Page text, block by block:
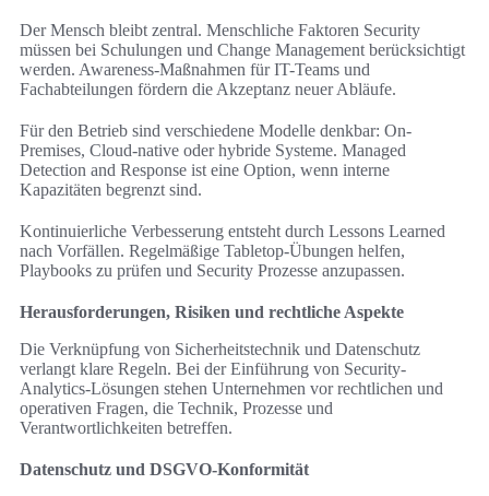
Der Mensch bleibt zentral. Menschliche Faktoren Security
müssen bei Schulungen und Change Management berücksichtigt
werden. Awareness-Maßnahmen für IT-Teams und
Fachabteilungen fördern die Akzeptanz neuer Abläufe.
Für den Betrieb sind verschiedene Modelle denkbar: On-
Premises, Cloud-native oder hybride Systeme. Managed
Detection and Response ist eine Option, wenn interne
Kapazitäten begrenzt sind.
Kontinuierliche Verbesserung entsteht durch Lessons Learned
nach Vorfällen. Regelmäßige Tabletop-Übungen helfen,
Playbooks zu prüfen und Security Prozesse anzupassen.
Herausforderungen, Risiken und rechtliche Aspekte
Die Verknüpfung von Sicherheitstechnik und Datenschutz
verlangt klare Regeln. Bei der Einführung von Security-
Analytics-Lösungen stehen Unternehmen vor rechtlichen und
operativen Fragen, die Technik, Prozesse und
Verantwortlichkeiten betreffen.
Datenschutz und DSGVO-Konformität